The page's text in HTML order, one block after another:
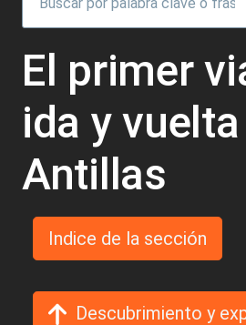
El primer
ida y
Antillas
Indice de la sección
Descubrimiento y